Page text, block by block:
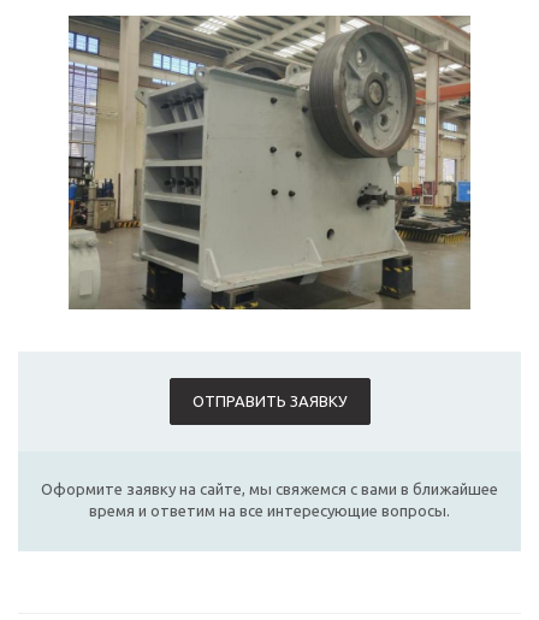
ОТПРАВИТЬ ЗАЯВКУ
Оформите заявку на сайте, мы свяжемся с вами в ближайшее
время и ответим на все интересующие вопросы.